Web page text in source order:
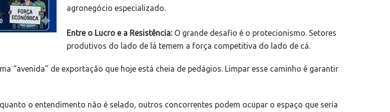
agronegócio especializado.
Entre o Lucro e a Resistência:O grande desafio é o protecionismo. Setores
produtivos do lado de lá temem a força competitiva do lado de cá.
“avenida” de exportação que hoje está cheia de pedágios. Limpar esse caminho é garantir
o entendimento não é selado, outros concorrentes podem ocupar o espaço que seria